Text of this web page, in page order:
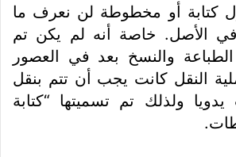
كتابة أو مخطوطة لن نعرف ما
في الأصل. خاصة أنه لم يكن تم
الطباعة والنسخ بعد في العصور
النقل كانت يجب أن تتم بنقل
يدويا ولذلك تم تسميتها “كتابة